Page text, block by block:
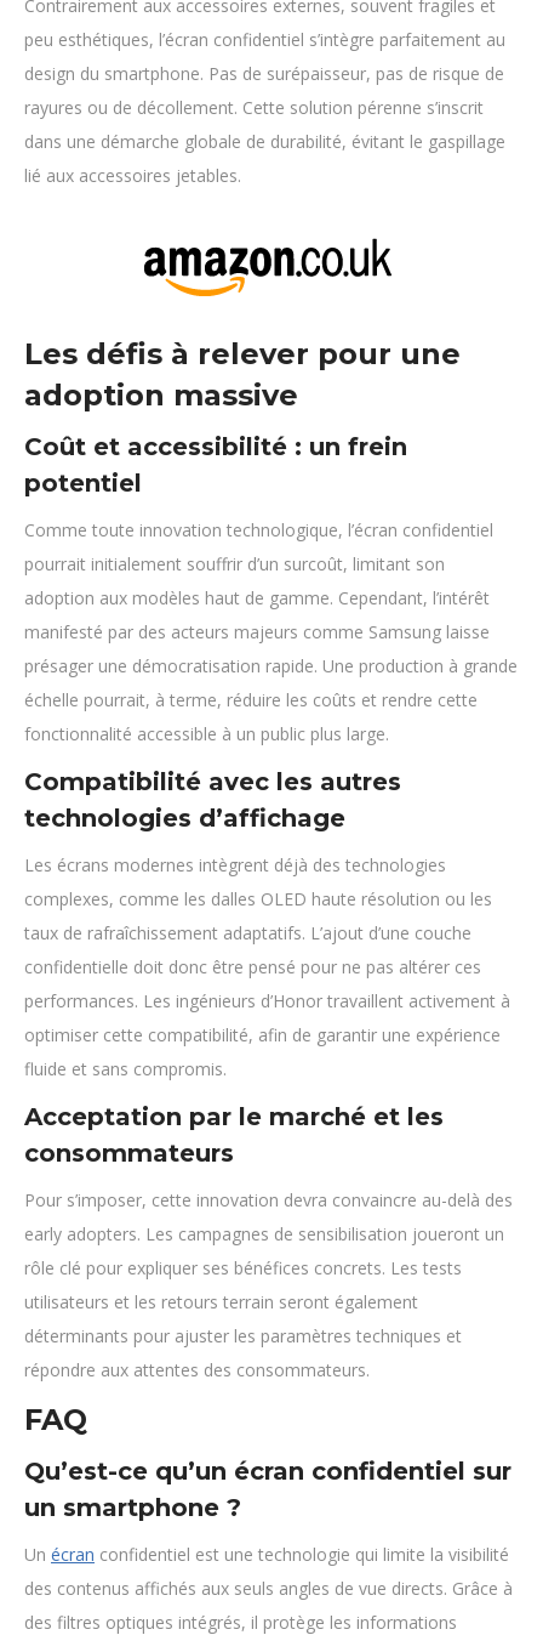
Contrairement aux accessoires externes, souvent fragiles et
peu esthétiques, l’écran confidentiel s’intègre parfaitement au
design du smartphone. Pas de surépaisseur, pas de risque de
rayures ou de décollement. Cette solution pérenne s’inscrit
dans une démarche globale de durabilité, évitant le gaspillage
lié aux accessoires jetables.
Les défis à relever pour une
adoption massive
Coût et accessibilité : un frein
potentiel
Comme toute innovation technologique, l’écran confidentiel
pourrait initialement souffrir d’un surcoût, limitant son
adoption aux modèles haut de gamme. Cependant, l’intérêt
manifesté par des acteurs majeurs comme Samsung laisse
présager une démocratisation rapide. Une production à grande
échelle pourrait, à terme, réduire les coûts et rendre cette
fonctionnalité accessible à un public plus large.
Compatibilité avec les autres
technologies d’affichage
Les écrans modernes intègrent déjà des technologies
complexes, comme les dalles OLED haute résolution ou les
taux de rafraîchissement adaptatifs. L’ajout d’une couche
confidentielle doit donc être pensé pour ne pas altérer ces
performances. Les ingénieurs d’Honor travaillent activement à
optimiser cette compatibilité, afin de garantir une expérience
fluide et sans compromis.
Acceptation par le marché et les
consommateurs
Pour s’imposer, cette innovation devra convaincre au-delà des
early adopters. Les campagnes de sensibilisation joueront un
rôle clé pour expliquer ses bénéfices concrets. Les tests
utilisateurs et les retours terrain seront également
déterminants pour ajuster les paramètres techniques et
répondre aux attentes des consommateurs.
FAQ
Qu’est-ce qu’un écran confidentiel sur
un smartphone ?
Un écran confidentiel est une technologie qui limite la visibilité
des contenus affichés aux seuls angles de vue directs. Grâce à
des filtres optiques intégrés, il protège les informations